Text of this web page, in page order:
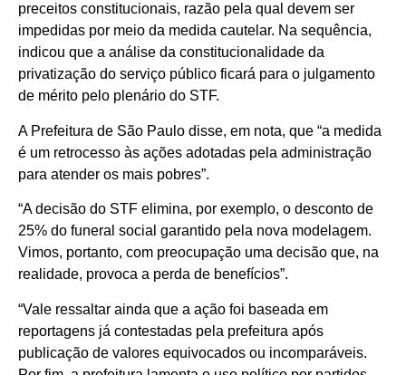
preceitos constitucionais, razão pela qual devem ser
impedidas por meio da medida cautelar. Na sequência,
indicou que a análise da constitucionalidade da
privatização do serviço público ficará para o julgamento
de mérito pelo plenário do STF.
A Prefeitura de São Paulo disse, em nota, que “a medida
é um retrocesso às ações adotadas pela administração
para atender os mais pobres”.
“A decisão do STF elimina, por exemplo, o desconto de
25% do funeral social garantido pela nova modelagem.
Vimos, portanto, com preocupação uma decisão que, na
realidade, provoca a perda de benefícios”.
“Vale ressaltar ainda que a ação foi baseada em
reportagens já contestadas pela prefeitura após
publicação de valores equivocados ou incomparáveis.